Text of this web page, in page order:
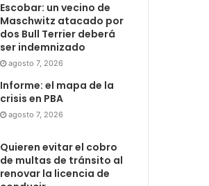
Escobar: un vecino de
Maschwitz atacado por
dos Bull Terrier deberá
ser indemnizado
agosto 7, 2026
Informe: el mapa de la
crisis en PBA
agosto 7, 2026
Quieren evitar el cobro
de multas de tránsito al
renovar la licencia de